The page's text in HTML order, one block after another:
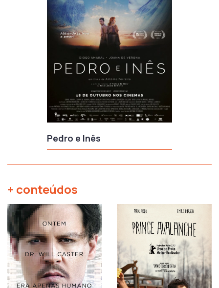
Pedro e Inês
+ conteúdos